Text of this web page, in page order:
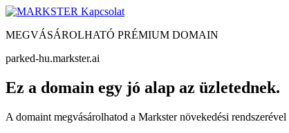
Kapcsolat
MEGVÁSÁROLHATÓ PRÉMIUM DOMAIN
parked-hu.markster.ai
Ez a domain egy jó alap az üzletednek.
A domaint megvásárolhatod a Markster növekedési